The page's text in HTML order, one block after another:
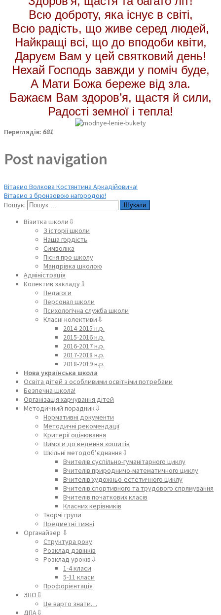
Всю доброту, яка існує в світі,
Всю радість, що живе серед людей,
Найкращі всі, що до вподоби квіти,
Даруєм Вам у цей святковий день!
Нехай Господь завжди у поміч буде,
А Мати Божа береже від зла.
Бажаєм Вам здоров’я, щастя й сили,
Радості земної і тепла!
Переглядів: 681
Post navigation
Вітаємо Волкова Костянтина Аркадійовича!
Вітаємо з бронзовою нагородою!
Пошук:
Візитка школи⇩
З історії школи
Наша гордість
Символіка
Пісня про школу
Мандрівка школою
Адміністрація
Колектив закладу⇩
Педагоги
Персонал школи
Психологічна служба школи
Класні колективи⇩
2014-2015 н.р.
2015-2016 н.р.
2016-2017 н.р.
2017-2018 н.р.
2018-2019 н.р.
Нова українська школа
Освіта дітей з особливими освітніми потребами
Безпечна школа!
Організація харчування дітей
Методичний порадник⇩
Нормативні документи
Методичні рекомендації
Критерії оцінювання
Вимоги до ведення зошитів
Шкільні методоб’єднання⇩
Вчителів суспільно-гуманітарного циклу
Вчителів природничо-математичного циклу
Вчителів художньо-естетичного циклу
Вчителів спортивного та трудового спрямування
Вчителів початкових класів
Класних керівників
Творчі групи
Предметні тижні
Органайзер ⇩
Структура року
Розклад дзвінків
Розклад уроків⇩
1-4 класи
5-11 класи
Профорієнтація
ЗНО⇩
Це варто знати…
ДПА⇩